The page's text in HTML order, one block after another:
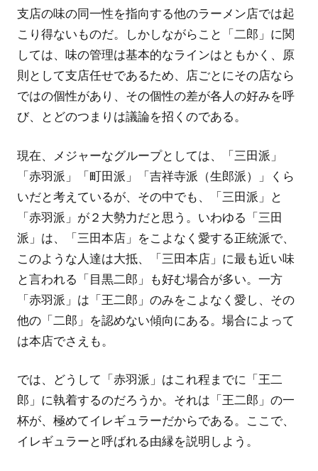
支店の味の同一性を指向する他のラーメン店では起
こり得ないものだ。しかしながらこと「二郎」に関
しては、味の管理は基本的なラインはともかく、原
則として支店任せであるため、店ごとにその店なら
ではの個性があり、その個性の差が各人の好みを呼
び、とどのつまりは議論を招くのである。
現在、メジャーなグループとしては、「三田派」
「赤羽派」「町田派」「吉祥寺派（生郎派）」くら
いだと考えているが、その中でも、「三田派」と
「赤羽派」が２大勢力だと思う。いわゆる「三田
派」は、「三田本店」をこよなく愛する正統派で、
このような人達は大抵、「三田本店」に最も近い味
と言われる「目黒二郎」も好む場合が多い。一方
「赤羽派」は「王二郎」のみをこよなく愛し、その
他の「二郎」を認めない傾向にある。場合によって
は本店でさえも。
では、どうして「赤羽派」はこれ程までに「王二
郎」に執着するのだろうか。それは「王二郎」の一
杯が、極めてイレギュラーだからである。ここで、
イレギュラーと呼ばれる由縁を説明しよう。